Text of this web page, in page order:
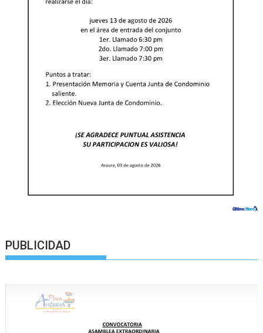
PUBLICIDAD